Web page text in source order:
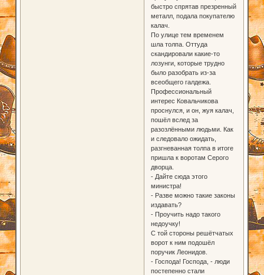
быстро спрятав презренный
металл, подала покупателю
калач.
По улице тем временем
шла толпа. Оттуда
скандировали какие-то
лозунги, которые трудно
было разобрать из-за
всеобщего галдежа.
Профессиональный
интерес Ковальчикова
проснулся, и он, жуя калач,
пошёл вслед за
разозлёнными людьми. Как
и следовало ожидать,
разгневанная толпа в итоге
пришла к воротам Серого
дворца.
- Дайте сюда этого
министра!
- Разве можно такие законы
издавать?
- Проучить надо такого
недоучку!
С той стороны решётчатых
ворот к ним подошёл
поручик Леонидов.
- Господа! Господа, - люди
постепенно стали